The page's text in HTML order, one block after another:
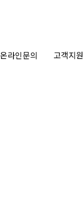
온라인문의 고객지원